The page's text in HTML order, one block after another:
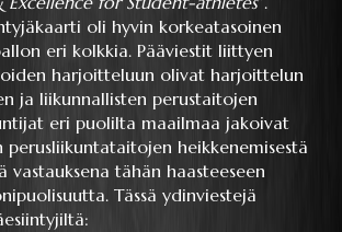
oli hyvin korkeatasoinen
eri kolkkia. Pääviestit liittyen
harjoitteluun olivat harjoittelun
ja liikunnallisten perustaitojen
eri puolilta maailmaa jakoivat
perusliikuntataitojen heikkenemisestä
vastauksena tähän haasteeseen
Tässä ydinviestejä